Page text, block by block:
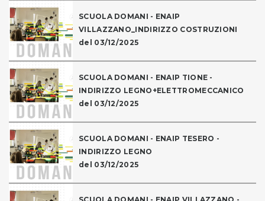
SCUOLA DOMANI - ENAIP
VILLAZZANO_INDIRIZZO COSTRUZIONI
del 03/12/2025
SCUOLA DOMANI - ENAIP TIONE -
INDIRIZZO LEGNO+ELETTROMECCANICO
del 03/12/2025
SCUOLA DOMANI - ENAIP TESERO -
INDIRIZZO LEGNO
del 03/12/2025